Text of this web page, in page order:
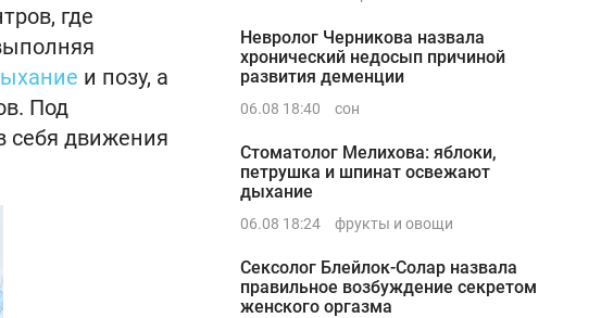
где
и позу, а
Под
себя движения
Невролог Черникова назвала
хронический недосып причиной
развития деменции
06.08 18:40 сон
Стоматолог Мелихова: яблоки,
петрушка и шпинат освежают
дыхание
06.08 18:24 фрукты и овощи
Сексолог Блейлок-Солар назвала
правильное возбуждение секретом
женского оргазма